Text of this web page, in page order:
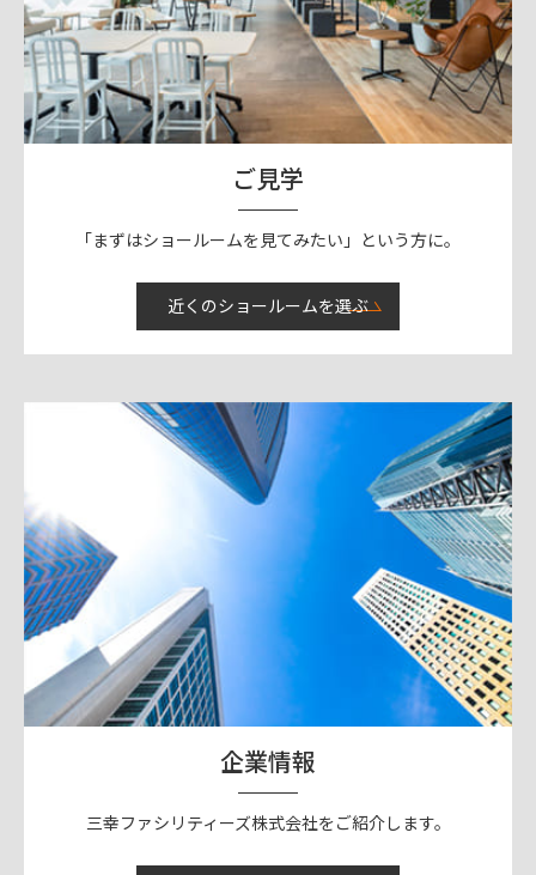
ご見学
「まずはショールームを見てみたい」という方に。
近くのショールームを選ぶ
企業情報
三幸ファシリティーズ株式会社をご紹介します。